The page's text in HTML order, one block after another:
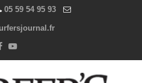
05 59 54 95 93